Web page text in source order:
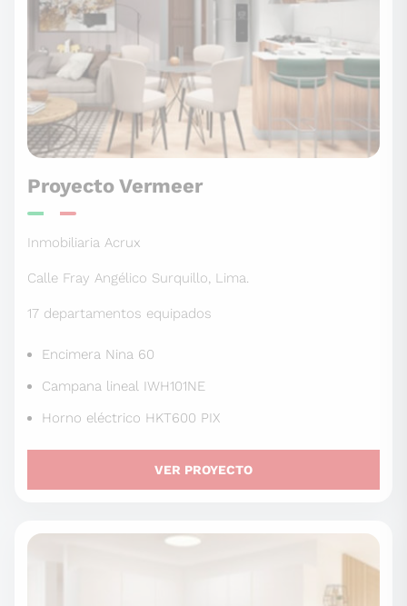
Proyecto Vermeer
Inmobiliaria Acrux
Calle Fray Angélico Surquillo, Lima.
17 departamentos equipados
Encimera Nina 60
Campana lineal IWH101NE
Horno eléctrico HKT600 PIX
VER PROYECTO